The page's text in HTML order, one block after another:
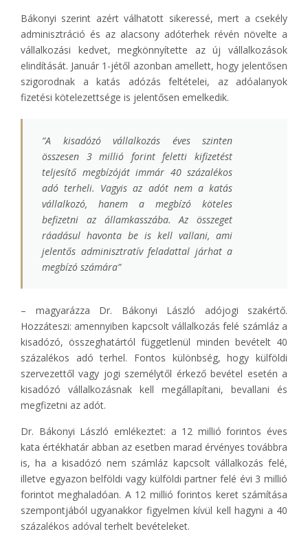
Bákonyi szerint azért válhatott sikeressé, mert a csekély
adminisztráció és az alacsony adóterhek révén növelte a
vállalkozási kedvet, megkönnyítette az új vállalkozások
elindítását. Január 1-jétől azonban amellett, hogy jelentősen
szigorodnak a katás adózás feltételei, az adóalanyok
fizetési kötelezettsége is jelentősen emelkedik.
“A kisadózó vállalkozás éves szinten
összesen 3 millió forint feletti kifizetést
teljesítő megbízóját immár 40 százalékos
adó terheli. Vagyis az adót nem a katás
vállalkozó, hanem a megbízó köteles
befizetni az államkasszába. Az összeget
ráadásul havonta be is kell vallani, ami
jelentős adminisztratív feladattal járhat a
megbízó számára”
– magyarázza Dr. Bákonyi László adójogi szakértő.
Hozzáteszi: amennyiben kapcsolt vállalkozás felé számláz a
kisadózó, összeghatártól függetlenül minden bevételt 40
százalékos adó terhel. Fontos különbség, hogy külföldi
szervezettől vagy jogi személytől érkező bevétel esetén a
kisadózó vállalkozásnak kell megállapítani, bevallani és
megfizetni az adót.
Dr. Bákonyi László emlékeztet: a 12 millió forintos éves
kata értékhatár abban az esetben marad érvényes továbbra
is, ha a kisadózó nem számláz kapcsolt vállalkozás felé,
illetve egyazon belföldi vagy külföldi partner felé évi 3 millió
forintot meghaladóan. A 12 millió forintos keret számítása
szempontjából ugyanakkor figyelmen kívül kell hagyni a 40
százalékos adóval terhelt bevételeket.